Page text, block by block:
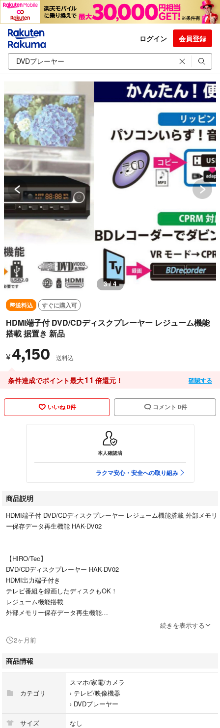
ログイン 会員登録
3 / 4
送料込 すぐに購入可
HDMI端子付 DVD/CDディスクプレーヤー レジューム機能
搭載 据置き 新品
¥4,150 送料込
条件達成でポイント最大11 倍還元！ 確認する
いいね 0件 コメント 0件
本人確認済
ラクマ安心・安全への取り組み
商品説明
HDMI端子付 DVD/CDディスクプレーヤー レジューム機能搭載 外部メモリ
ー保存データ再生機能 HAK-DV02
【HIRO/Tec】
DVD/CDディスクプレーヤー HAK-DV02
HDMI出力端子付き
テレビ番組を録画したディスクもOK！
レジューム機能搭載
外部メモリー保存データ再生機能
ジャンル名家電
JANコード10点【HAK-DV02】：4562350994614
サイズ・容量本体サイズ：約226×196×49㎜
パッケージサイズ：約幅257×高さ240×奥行85㎜
パッケージ重量：約991g
アウトカートンサイズ：約570×468×285㎜
アウトカートン重量：約12.6㎏
続きを表示する
2ヶ月前
商品情報
カテゴリ
スマホ/家電/カメラ
› テレビ/映像機器
› DVDプレーヤー
サイズ なし